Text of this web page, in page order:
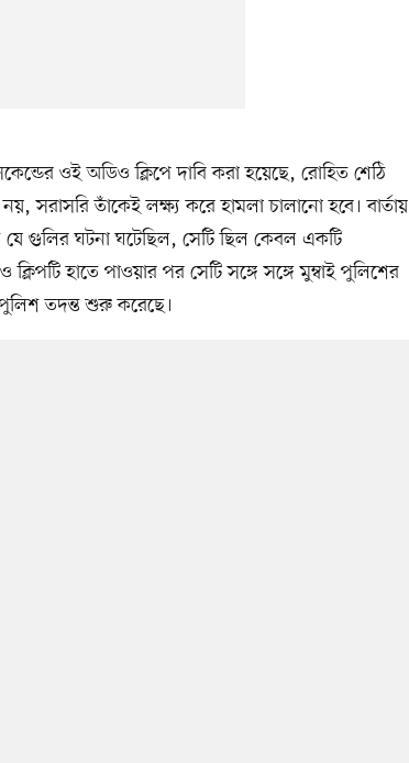
ওই অডিও ক্লিপে দাবি করা হয়েছে, রোহিত শেঠি
নয়, সরাসরি তাঁকেই লক্ষ্য করে হামলা চালানো হবে। বার্তায়
গুলির ঘটনা ঘটেছিল, সেটি ছিল কেবল একটি
ক্লিপটি হাতে পাওয়ার পর সেটি সঙ্গে সঙ্গে মুম্বাই পুলিশের
তদন্ত শুরু করেছে।